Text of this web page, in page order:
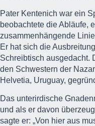
Pater Kentenich war ein
beobachtete die Abläufe,
zusammenhängende
Er hat sich die
Schreibtisch ausgedacht.
den Schwestern der
Helvetia, Uruguay,
Das unterirdische
und als er davon
sagte er: „Von hier aus